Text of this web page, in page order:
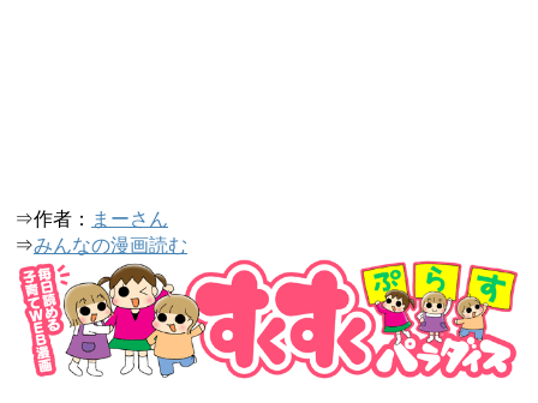
⇒作者： まーさん
⇒みんなの漫画読む